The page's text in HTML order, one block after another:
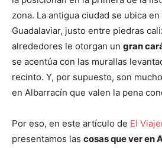
zona. La antigua ciudad se ubica
Guadalaviar, justo entre piedras
alrededores le otorgan un gran
se acentúa con las murallas
recinto. Y, por supuesto, son
en Albarracín que valen la pena
Por eso, en este artículo de El
presentamos las cosas que ver en